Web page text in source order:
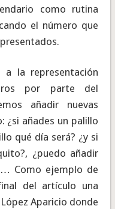
como rutina
el número que
la representación
por parte del
añadir nuevas
¿si añades un palillo
qué día será? ¿y si
¿puedo añadir
Como ejemplo de
del artículo una
Aparicio donde